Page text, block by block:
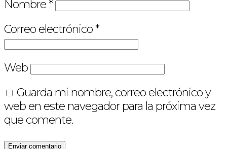
Nombre*
Correo electrónico*
Web
Guarda mi nombre, correo electrónico y
web en este navegador para la próxima vez
que comente.